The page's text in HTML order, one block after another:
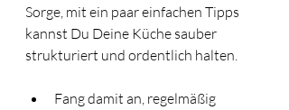
Sorge, mit ein paar einfachen Tipps
kannst Du Deine Küche sauber
strukturiert und ordentlich halten.
Fang damit an, regelmäßig